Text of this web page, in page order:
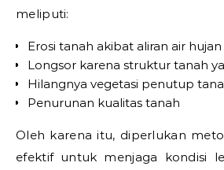
meliputi:
Erosi tanah akibat aliran air hujan
Longsor karena struktur tanah
Hilangnya vegetasi penutup
Penurunan kualitas tanah
Oleh karena itu, diperlukan
efektif untuk menjaga kondisi